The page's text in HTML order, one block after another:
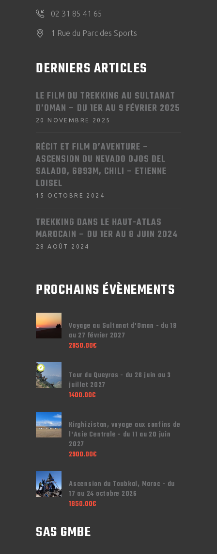
02 31 85 41 65
1 Rue du Parc des Sports
DERNIERS ARTICLES
LE FILM DU TREKKING AU SULTANAT
D’OMAN – DU 1ER AU 9 FÉVRIER 2025
20 NOVEMBRE 2025
RÉCIT ET FILM D’AVENTURE –
ASCENSION DU NEVADO OJOS DEL
SALADO, 6893M, CHILI – ETIENNE
LOISEL
15 OCTOBRE 2024
TREKKING DANS LE HAUT-ATLAS
MAROCAIN – DU 1ER AU 8 JUIN 2024
28 AOÛT 2024
PROCHAINS ÉVÈNEMENTS
Voyage au Sultanat d'Oman - du 19
au 27 février 2027
2950.00€
Tour du Queyras - du 26 juin au 3
juillet 2027
1400.00€
Kirghizistan, voyage aux confins de
l'Asie Centrale - du 11 au 20 juin
2027
2900.00€
Ascension du Toubkal, Maroc - du
17 au 24 octobre 2026
1850.00€
SAS GMBE